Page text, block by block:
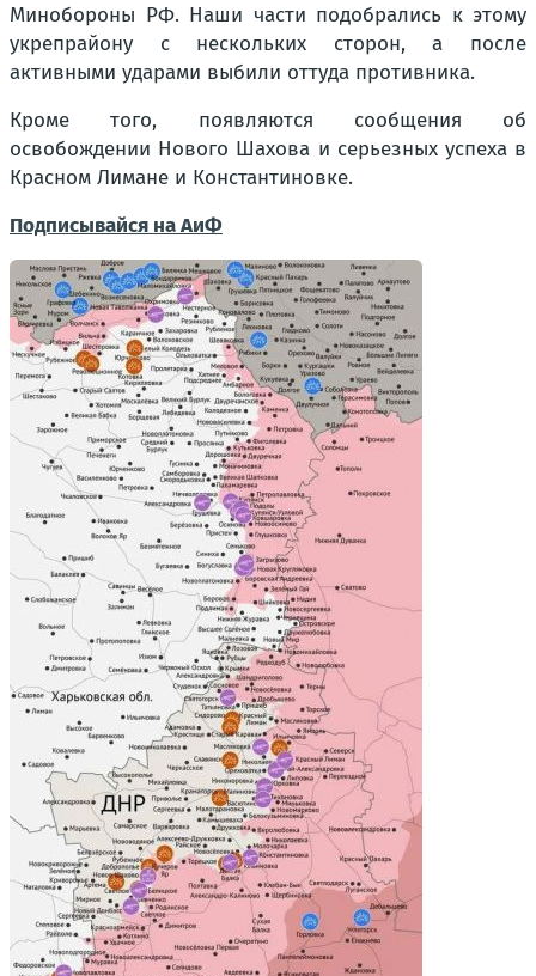
Минобороны РФ. Наши части подобрались к этому
укрепрайону с нескольких сторон, а после
активными ударами выбили оттуда противника.
Кроме того, появляются сообщения об
освобождении Нового Шахова и серьезных успеха в
Красном Лимане и Константиновке.
Подписывайся на АиФ